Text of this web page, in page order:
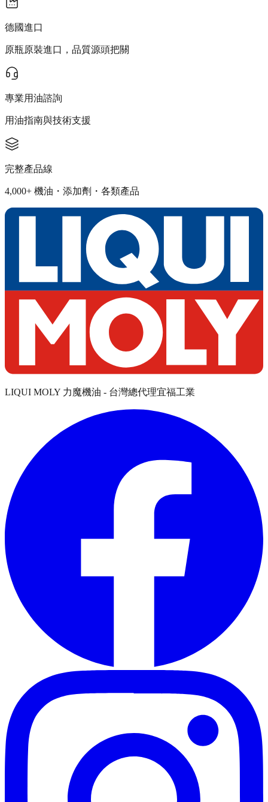
德國進口
原瓶原裝進口，品質源頭把關
專業用油諮詢
用油指南與技術支援
完整產品線
4,000+ 機油・添加劑・各類產品
LIQUI MOLY 力魔機油 - 台灣總代理宜福工業